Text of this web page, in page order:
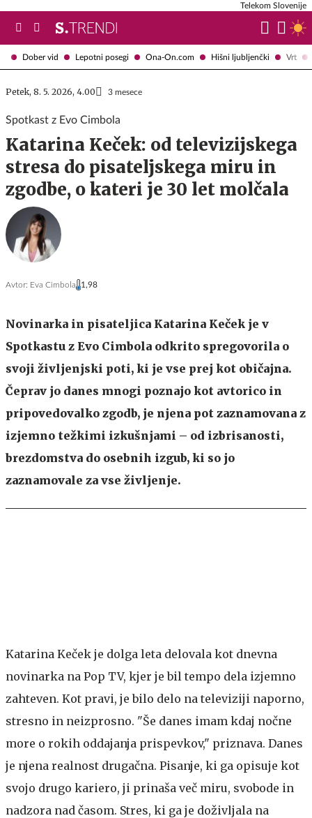
Dober vid Lepotni posegi Ona-On.com Hišni ljubljenčki Vrt
Telekom Slovenije
Petek, 8. 5. 2026, 4.00 3 mesece
Spotkast z Evo Cimbola
Katarina Keček: od televizijskega
stresa do pisateljskega miru in
zgodbe, o kateri je 30 let molčala
Avtor: Eva Cimbola 1,98
Novinarka in pisateljica Katarina Keček je v
Spotkastu z Evo Cimbola odkrito spregovorila o
svoji življenjski poti, ki je vse prej kot običajna.
Čeprav jo danes mnogi poznajo kot avtorico in
pripovedovalko zgodb, je njena pot zaznamovana z
izjemno težkimi izkušnjami – od izbrisanosti,
brezdomstva do osebnih izgub, ki so jo
zaznamovale za vse življenje.
Katarina Keček je dolga leta delovala kot dnevna
novinarka na Pop TV, kjer je bil tempo dela izjemno
zahteven. Kot pravi, je bilo delo na televiziji naporno,
stresno in neizprosno. "Še danes imam kdaj nočne
more o rokih oddajanja prispevkov," priznava. Danes
je njena realnost drugačna. Pisanje, ki ga opisuje kot
svojo drugo kariero, ji prinaša več miru, svobode in
nadzora nad časom. Stres, ki ga je doživljala na